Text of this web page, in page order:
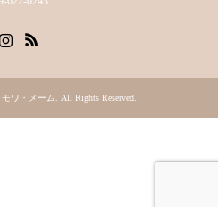
ワ・メーム . All Rights Reserved.